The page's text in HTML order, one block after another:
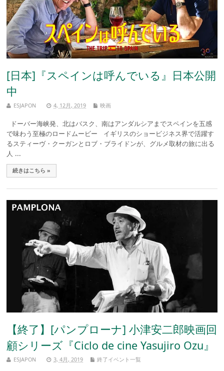
[日本]『スペインは呼んでいる』日本公開
中
ESJAPON 4, 12月, 2019 映画
ドーバー海峡発、北はバスク、南はアンダルシアまでスペインを五感
で味わう至極のロードムービー イギリスのショービジネス界で活躍す
るスティーヴ・クーガンとロブ・ブライドンが、グルメ取材の旅に出る
人 ...
続きはこちら »
【終了】[パンプローナ] 小津安二郎映画回
顧シリーズ『Ciclo de cine Yasujiro Ozu』
ESJAPON 3, 4月, 2019 終了イベント一覧